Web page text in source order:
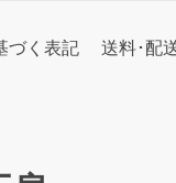
づく表記 送料･配